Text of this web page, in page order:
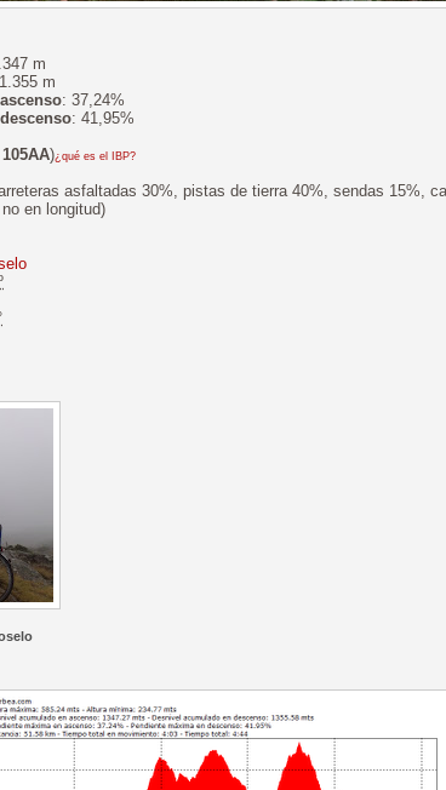
m
m
: 37,24%
: 41,95%
105AA)¿qué es el IBP?
asfaltadas 30%, pistas de tierra 40%, sendas 15%,
en longitud)